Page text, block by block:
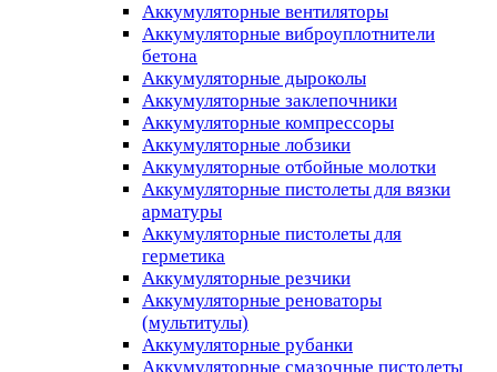
Аккумуляторные вентиляторы
Аккумуляторные виброуплотнители
бетона
Аккумуляторные дыроколы
Аккумуляторные заклепочники
Аккумуляторные компрессоры
Аккумуляторные лобзики
Аккумуляторные отбойные молотки
Аккумуляторные пистолеты для вязки
арматуры
Аккумуляторные пистолеты для
герметика
Аккумуляторные резчики
Аккумуляторные реноваторы
(мультитулы)
Аккумуляторные рубанки
Аккумуляторные смазочные пистолеты